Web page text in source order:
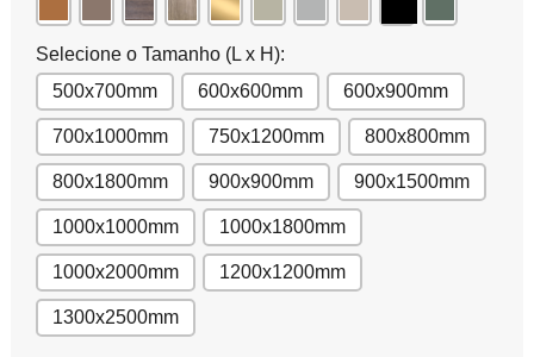
Selecione o Tamanho (L x H):
500x700mm
600x600mm 600x900mm
700x1000mm 750x1200mm 800x800mm
800x1800mm 900x900mm 900x1500mm
1000x1000mm 1000x1800mm
1000x2000mm 1200x1200mm
1300x2500mm